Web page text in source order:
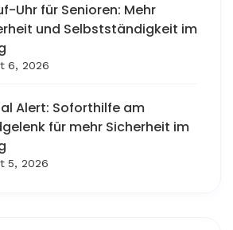
Uhr für Senioren: Mehr
und Selbstständigkeit im
6, 2026
Alert: Soforthilfe am
für mehr Sicherheit im
5, 2026